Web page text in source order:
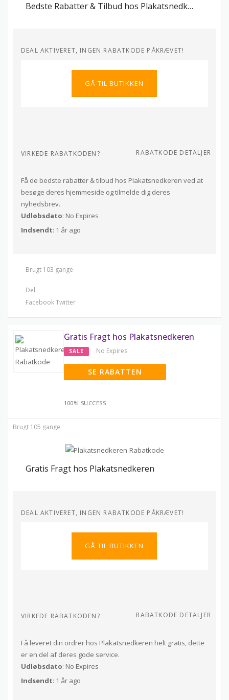
Bedste Rabatter & Tilbud hos Plakatsnedkeren
DEAL AKTIVERET, INGEN RABATKODE PÅKRÆVET!
GÅ TIL BUTIKKEN
VIRKEDE RABATKODEN? RABATKODE DETALJER
Få de bedste rabatter & tilbud hos Plakatsnedkeren ved at
besøge deres hjemmeside og tilmelde dig deres
nyhedsbrev.
Udløbsdato: No Expires
Indsendt: 1 år ago
Brugt 103 gange
Del
FacebookTwitter
Gratis Fragt hos Plakatsnedkeren
SALE No Expires
SE RABATTEN
100% SUCCESS
Brugt 105 gange
Gratis Fragt hos Plakatsnedkeren
DEAL AKTIVERET, INGEN RABATKODE PÅKRÆVET!
GÅ TIL BUTIKKEN
VIRKEDE RABATKODEN? RABATKODE DETALJER
Få leveret din ordrer hos Plakatsnedkeren helt gratis, dette
er en del af deres gode service.
Udløbsdato: No Expires
Indsendt: 1 år ago